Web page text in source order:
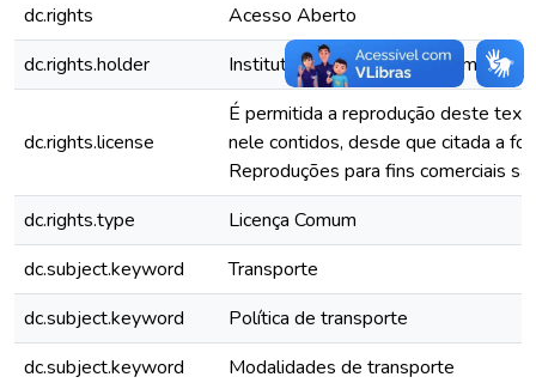
dc.rights
Acesso Aberto
dc.rights.holder
Instituto de Pesquisa Econômica
dc.rights.license
É permitida a reprodução deste
nele contidos, desde que citada a
Reproduções para fins comerciais
dc.rights.type
Licença Comum
dc.subject.keyword
Transporte
dc.subject.keyword
Política de transporte
dc.subject.keyword
Modalidades de transporte